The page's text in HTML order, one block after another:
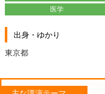
医学
出身・ゆかり
東京都